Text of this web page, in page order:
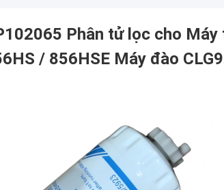
Phân tử lọc cho Máy
/ 856HSE Máy đào